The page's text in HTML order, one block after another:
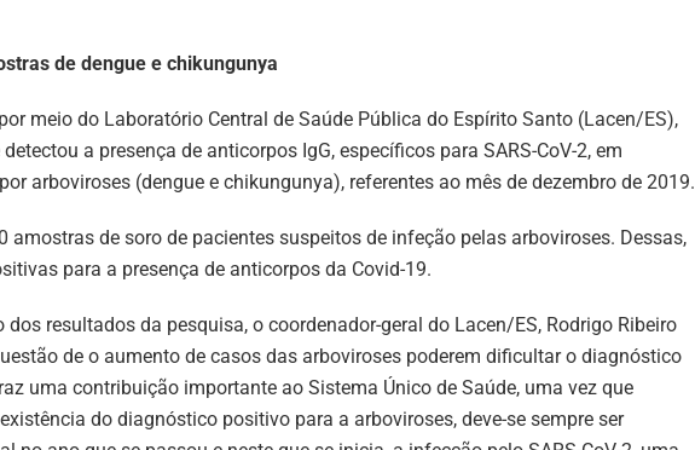
de dengue e chikungunya
meio do Laboratório Central de Saúde Pública do Espírito Santo (Lacen/ES),
a presença de anticorpos IgG, específicos para SARS-CoV-2, em
arboviroses (dengue e chikungunya), referentes ao mês de dezembro de 2019.
amostras de soro de pacientes suspeitos de infeção pelas arboviroses. Dessas,
para a presença de anticorpos da Covid-19.
dos resultados da pesquisa, o coordenador-geral do Lacen/ES, Rodrigo Ribeiro
de o aumento de casos das arboviroses poderem dificultar o diagnóstico
uma contribuição importante ao Sistema Único de Saúde, uma vez que
do diagnóstico positivo para a arboviroses, deve-se sempre ser